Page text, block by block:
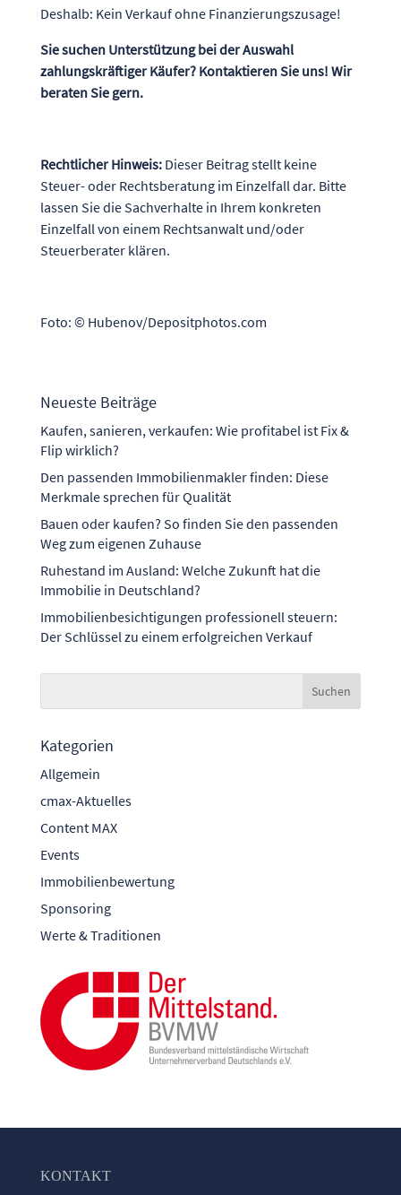
Deshalb: Kein Verkauf ohne Finanzierungszusage!
Sie suchen Unterstützung bei der Auswahl
zahlungskräftiger Käufer? Kontaktieren Sie uns! Wir
beraten Sie gern.
Rechtlicher Hinweis:Dieser Beitrag stellt keine
Steuer- oder Rechtsberatung im Einzelfall dar. Bitte
lassen Sie die Sachverhalte in Ihrem konkreten
Einzelfall von einem Rechtsanwalt und/oder
Steuerberater klären.
Foto: © Hubenov/Depositphotos.com
Neueste Beiträge
Kaufen, sanieren, verkaufen: Wie profitabel ist Fix &
Flip wirklich?
Den passenden Immobilienmakler finden: Diese
Merkmale sprechen für Qualität
Bauen oder kaufen? So finden Sie den passenden
Weg zum eigenen Zuhause
Ruhestand im Ausland: Welche Zukunft hat die
Immobilie in Deutschland?
Immobilienbesichtigungen professionell steuern:
Der Schlüssel zu einem erfolgreichen Verkauf
Kategorien
Allgemein
cmax-Aktuelles
Content MAX
Events
Immobilienbewertung
Sponsoring
Werte & Traditionen
KONTAKT